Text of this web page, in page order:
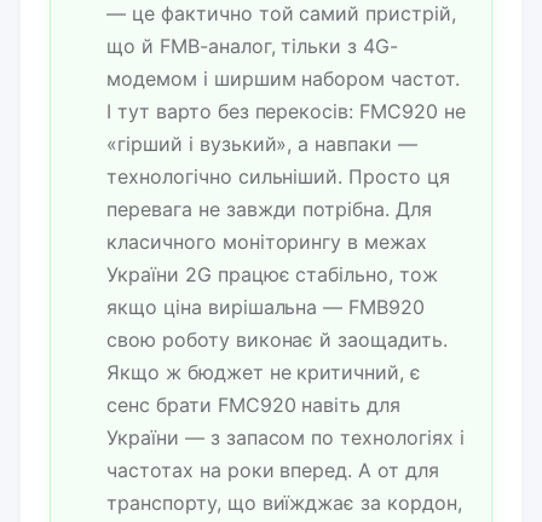
— це фактично той самий пристрій,
що й FMB-аналог, тільки з 4G-
модемом і ширшим набором частот.
І тут варто без перекосів: FMC920 не
«гірший і вузький», а навпаки —
технологічно сильніший. Просто ця
перевага не завжди потрібна. Для
класичного моніторингу в межах
України 2G працює стабільно, тож
якщо ціна вирішальна — FMB920
свою роботу виконає й заощадить.
Якщо ж бюджет не критичний, є
сенс брати FMC920 навіть для
України — з запасом по технологіях і
частотах на роки вперед. А от для
транспорту, що виїжджає за кордон,